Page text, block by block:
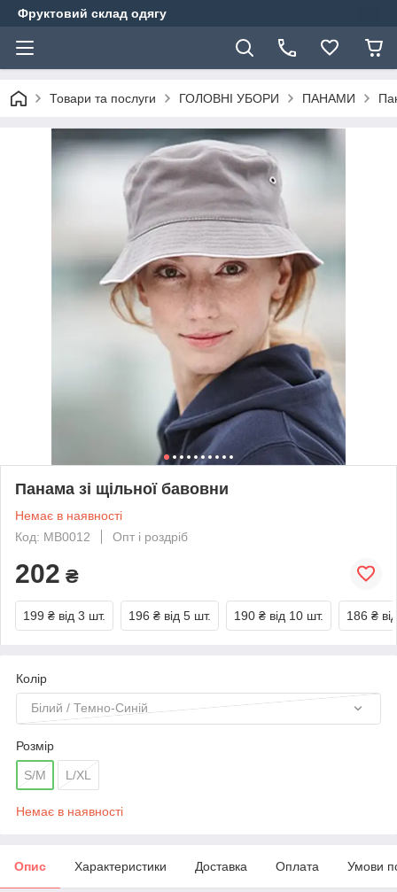
Фруктовий склад одягу
Товари та послуги ГОЛОВНІ УБОРИ ПАНАМИ
Панама зі щільної бавовни
Немає в наявності
Код: MB0012
Опт і роздріб
202 ₴
199 ₴ від 3 шт. 196 ₴ від 5 шт. 190 ₴ від 10 шт. 186 ₴
Колір
Білий / Темно-Синій
Розмір
S/M L/XL
Немає в наявності
Опис Характеристики Доставка Оплата Умови